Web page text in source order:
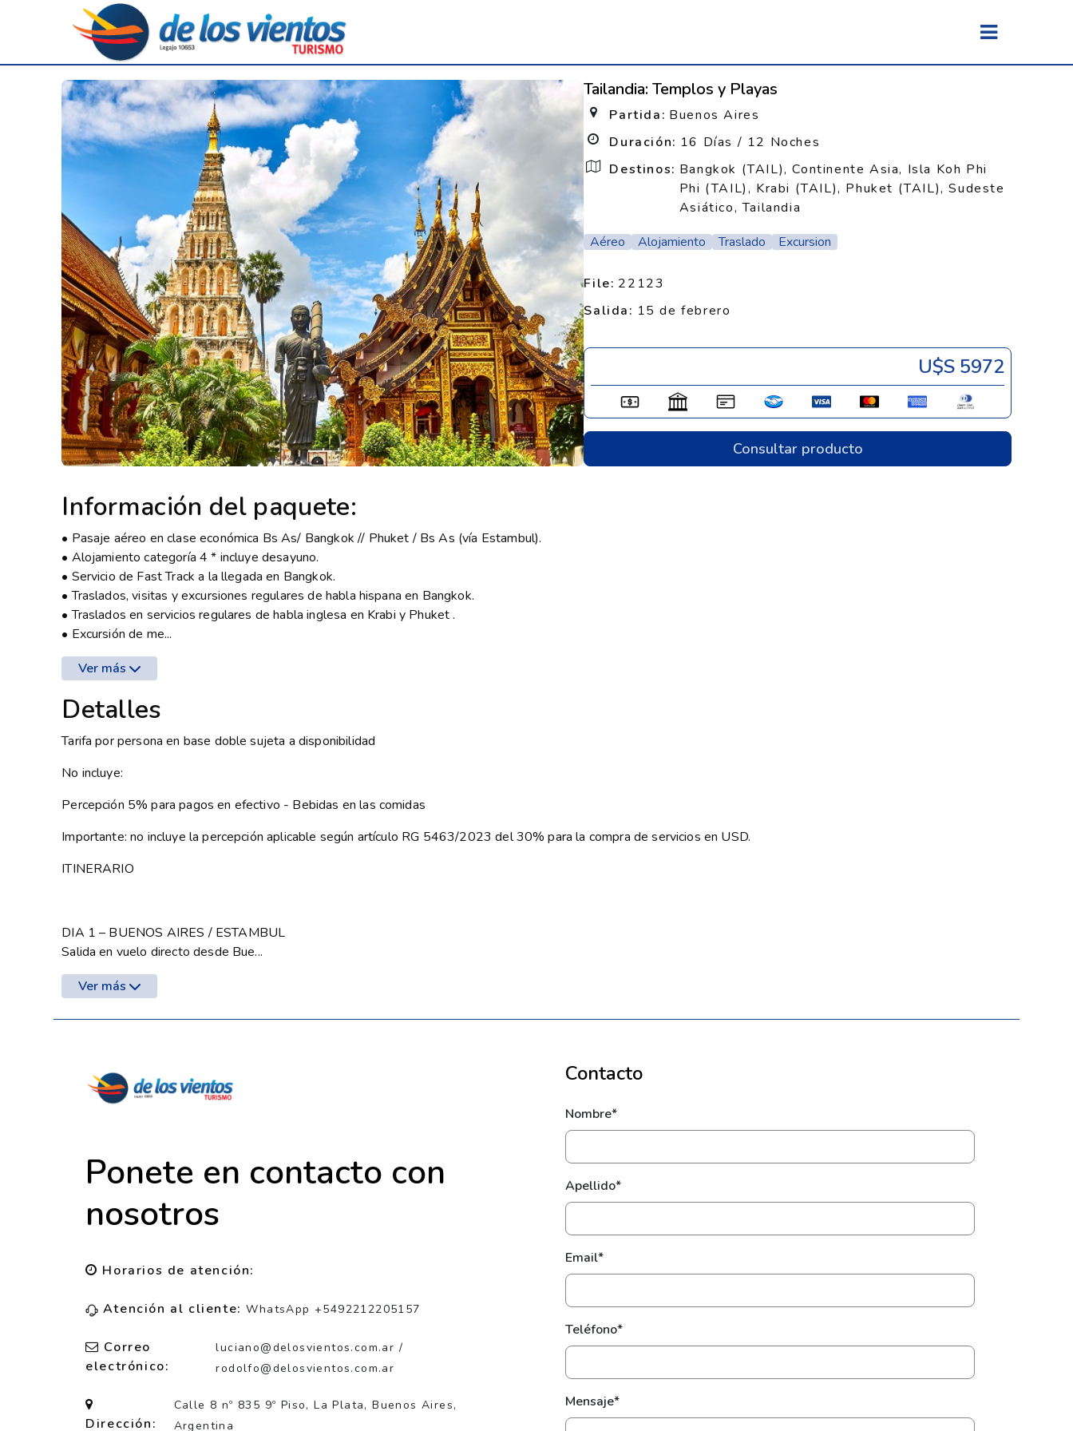
Tailandia: Templos y Playas
Partida: Buenos Aires
Duración: 16 Días / 12 Noches
Destinos: Bangkok (TAIL), Continente Asia, Isla Koh Phi
Phi (TAIL), Krabi (TAIL), Phuket (TAIL), Sudeste
Asiático, Tailandia
Aéreo
Alojamiento Traslado Excursion
File: 22123
Salida: 15 de febrero
U$s 5972
Consultar producto
Información del paquete:
• Pasaje aéreo en clase económica Bs As/ Bangkok // Phuket / Bs As (vía Estambul).
• Alojamiento categoría 4 * incluye desayuno.
• Servicio de Fast Track a la llegada en Bangkok.
• Traslados, visitas y excursiones regulares de habla hispana en Bangkok.
• Traslados en servicios regulares de habla inglesa en Krabi y Phuket .
• Excursión de me...
Ver más
Detalles
Tarifa por persona en base doble sujeta a disponibilidad
No incluye:
Percepción 5% para pagos en efectivo - Bebidas en las comidas
Importante: no incluye la percepción aplicable según artículo RG 5463/2023 del 30% para la compra de servicios en USD.
ITINERARIO
DIA 1 – BUENOS AIRES / ESTAMBUL
Salida en vuelo directo desde Bue...
Ver más
Ponete en contacto con
nosotros
Horarios de atención:
Atención al cliente:WhatsApp +5492212205157
Correo
electrónico:
luciano@delosvientos.com.ar /
rodolfo@delosvientos.com.ar
Dirección:
Calle 8 nº 835 9º Piso, La Plata, Buenos Aires,
Argentina
Contacto
Nombre*
Apellido*
Email*
Teléfono*
Mensaje*